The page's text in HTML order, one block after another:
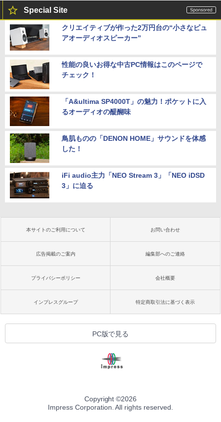
Special Site
クリエイティブが作った2万円台の“小さなピュ
アオーディオスピーカー”
性能の良いお得な中古PC情報はこのページで
チェック！
「A&ultima SP4000T」の魅力！ポケットに入
るオーディオの醍醐味
鳥肌ものの「DENON HOME」サウンドを体感
した！
iFi audio主力「NEO Stream 3」「NEO iDSD
3」に迫る
本サイトのご利用について お問い合わせ
広告掲載のご案内 編集部へのご連絡
プライバシーポリシー 会社概要
インプレスグループ 特定商取引法に基づく表示
PC版で見る
Copyright ©2026
Impress Corporation. All rights reserved.